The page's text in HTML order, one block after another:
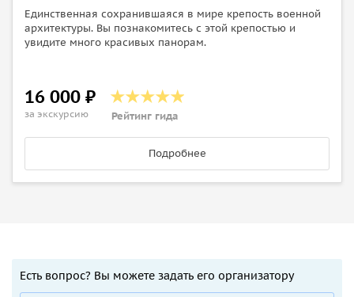
Единственная сохранившаяся в мире крепость военной
архитектуры. Вы познакомитесь с этой крепостью и
увидите много красивых панорам.
16 000 ₽
за экскурсию Рейтинг гида
Подробнее
Есть вопрос? Вы можете задать его организатору